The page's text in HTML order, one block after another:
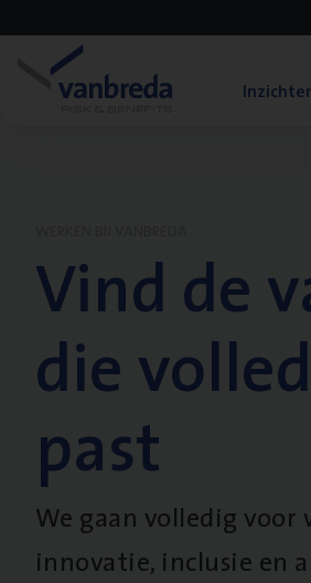
Vind de
die
past
We gaan volledig
innovatie, inclusie en